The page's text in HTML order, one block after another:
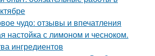
чудо: отзывы и впечатления
настойка с лимоном и чесноком.
ингредиентов